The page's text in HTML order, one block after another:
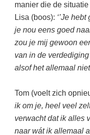
manier die de
Lisa (boos): ‘’Je
je nou eens goed
zou je mij gewoon
van in de
alsof het allemaal niet
Tom (voelt zich
ik om je, heel veel
verwacht dat ik alles
naar wát ik allemaal